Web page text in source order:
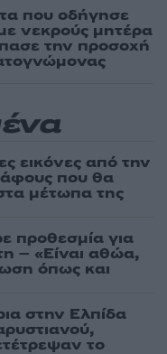
που οδήγησε
νεκρούς μητέρα
την προσοχή
εικόνες από την
που θα
μέτωπα της
προθεσμία για
– «Είναι αθώα,
όπως και
στην Ελπίδα
το